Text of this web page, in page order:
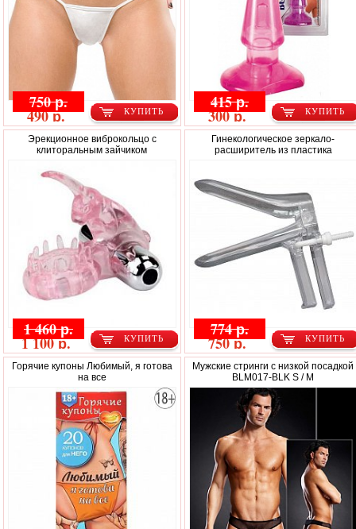
КУПИТЬ
750 р.
490 р. КУПИТЬ
415 р.
300 р.
Эрекционное виброкольцо с
клиторальным зайчиком
КУПИТЬ
1 460 р.
1 100 р.
Гинекологическое зеркало-
расширитель из пластика
КУПИТЬ
774 р.
750 р.
Горячие купоны Любимый, я готова
на все
Мужские стринги с низкой посадкой
BLM017-BLK S / M